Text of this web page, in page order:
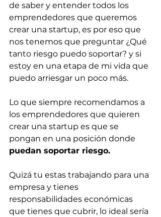
de saber y entender todos los
emprendedores que queremos
crear una startup, es por eso que
nos tenemos que preguntar ¿Qué
tanto riesgo puedo soportar? y si
estoy en una etapa de mi vida que
puedo arriesgar un poco más.
Lo que siempre recomendamos a
los emprendedores que quieren
crear una startup es que se
pongan en una posición donde
puedan soportar riesgo.
Quizá tu estas trabajando para una
empresa y tienes
responsabilidades económicas
que tienes que cubrir, lo ideal sería